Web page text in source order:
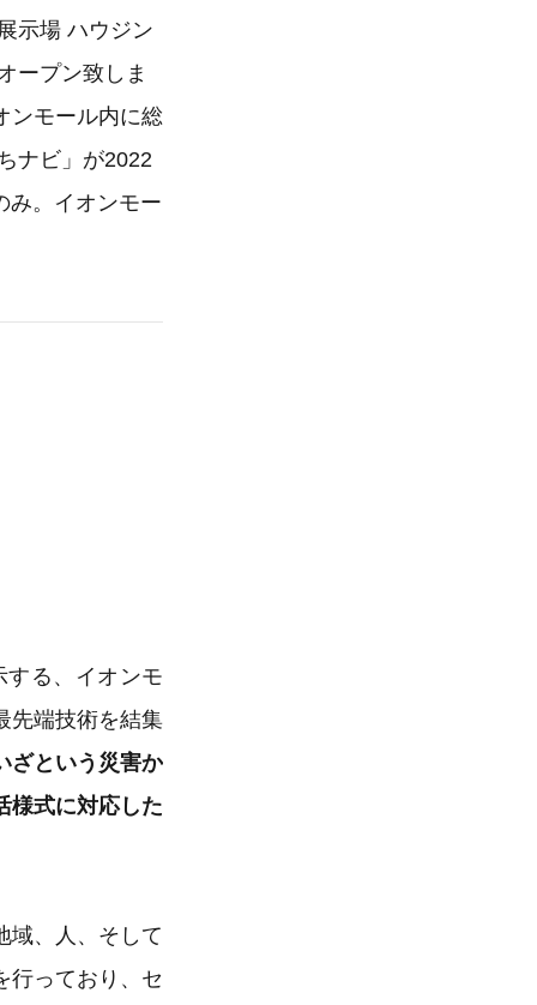
示場 ハウジン
ープン致しま
ンモール内に総
ナビ」が2022
み。イオンモー
する、イオンモ
先端技術を結集
ざという災害か
様式に対応した
域、人、そして
行っており、セ